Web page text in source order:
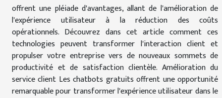
offrent une pléiade d'avantages, allant de l'amélioration de
l'expérience utilisateur à la réduction des coûts
opérationnels. Découvrez dans cet article comment ces
technologies peuvent transformer l'interaction client et
propulser votre entreprise vers de nouveaux sommets de
productivité et de satisfaction clientèle. Amélioration du
service client Les chatbots gratuits offrent une opportunité
remarquable pour transformer l'expérience utilisateur dans le